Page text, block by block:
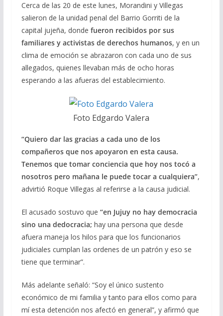
Cerca de las 20 de este lunes, Morandini y Villegas
salieron de la unidad penal del Barrio Gorriti de la
capital jujeña, donde fueron recibidos por sus
familiares y activistas de derechos humanos, y en un
clima de emoción se abrazaron con cada uno de sus
allegados, quienes llevaban más de ocho horas
esperando a las afueras del establecimiento.
Foto Edgardo Valera
“Quiero dar las gracias a cada uno de los
compañeros que nos apoyaron en esta causa.
Tenemos que tomar conciencia que hoy nos tocó a
nosotros pero mañana le puede tocar a cualquiera”,
advirtió Roque Villegas al referirse a la causa judicial.
El acusado sostuvo que “en Jujuy no hay democracia
sino una dedocracia; hay una persona que desde
afuera maneja los hilos para que los funcionarios
judiciales cumplan las ordenes de un patrón y eso se
tiene que terminar”.
Más adelante señaló: “Soy el único sustento
económico de mi familia y tanto para ellos como para
mí esta detención nos afectó en general”, y afirmó que